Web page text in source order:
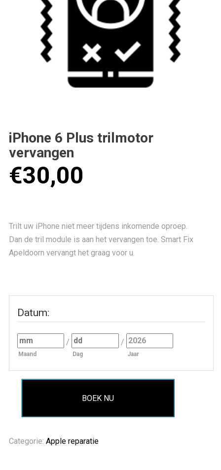
iPhone 6 Plus trilmotor
vervangen
€30,00
Trilt uw iPhone niet meer tijdens inkomende oproep.
Dan de tril module is aan het vervangen toe. Smart Fix
Apeldoorn vervangt het graag voor u.
Datum:
Maand
/
Dag
/
Jaar
BOEK NU
Categorie: Apple reparatie